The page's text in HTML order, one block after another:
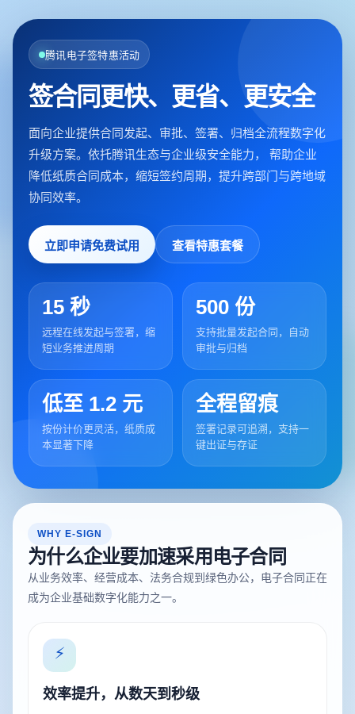
腾讯电子签特惠活动
签合同更快、更省、更安全
面向企业提供合同发起、审批、签署、归档全流程数字化
升级方案。依托腾讯生态与企业级安全能力， 帮助企业
降低纸质合同成本，缩短签约周期，提升跨部门与跨地域
协同效率。
立即申请免费试用 查看特惠套餐
15 秒
远程在线发起与签署，缩
短业务推进周期
500 份
支持批量发起合同，自动
审批与归档
低至 1.2 元
按份计价更灵活，纸质成
本显著下降
全程留痕
签署记录可追溯，支持一
键出证与存证
WHY E-SIGN
为什么企业要加速采用电子合同
从业务效率、经营成本、法务合规到绿色办公，电子合同正在
成为企业基础数字化能力之一。
⚡
效率提升，从数天到秒级